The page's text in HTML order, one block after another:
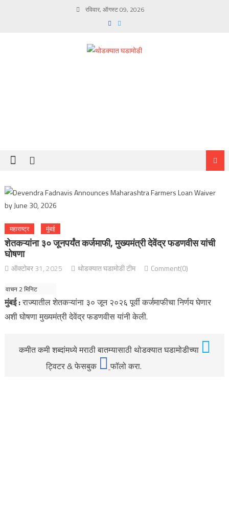
रविवार, ऑगस्ट 09, 2026
महाराष्ट्र मुंबई
शेतकऱ्यांना ३० जूनपर्यंत कर्जमाफी, मुख्यमंत्री देवेंद्र फडणवीस यांची
घोषणा
ऑक्टोबर 31, 2025 थोडक्यात घडामोडी टीम Comment(0)
मुंबई :राज्यातील शेतकऱ्यांना ३० जून २०२६ पूर्वी कर्जमाफीचा निर्णय घेणार
अशी घोषणा मुख्यमंत्री देवेंद्र फडणवीस यांनी केली.
कमीत कमी शब्दांमध्ये मराठी बातम्यासाठी थोडक्यात घडामोडीच्या
ट्विटर & फेसबुक
फॉलो करा.